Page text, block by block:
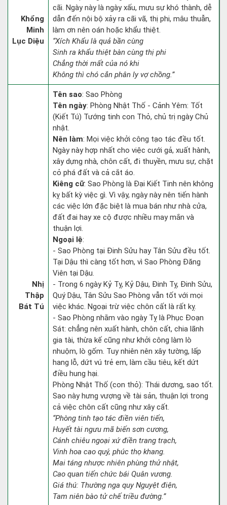
Khổng
Minh
Lục Diệu
cãi. Ngày này là ngày xấu, mưu sự khó thành, dễ
dẫn đến nội bộ xảy ra cãi vã, thị phi, mâu thuẫn,
làm ơn nên oán hoặc khẩu thiệt.
“Xích Khẩu là quả bần cùng
Sinh ra khẩu thiệt bàn cùng thị phi
Chẳng thời mất của nó khi
Không thì chó cắn phân ly vợ chồng.”
Nhị
Thập
Bát Tú
Tên sao: Sao Phòng
Tên ngày: Phòng Nhật Thố - Cảnh Yêm: Tốt
(Kiết Tú) Tướng tinh con Thỏ, chủ trị ngày Chủ
nhật.
Nên làm: Mọi việc khởi công tạo tác đều tốt.
Ngày này hợp nhất cho việc cưới gả, xuất hành,
xây dựng nhà, chôn cất, đi thuyền, mưu sự, chặt
cỏ phá đất và cả cắt áo.
Kiêng cữ: Sao Phòng là Đại Kiết Tinh nên không
kỵ bất kỳ việc gì. Vì vậy, ngày này nên tiến hành
các việc lớn đặc biệt là mua bán như nhà cửa,
đất đai hay xe cộ được nhiều may mắn và
thuận lợi.
Ngoại lệ:
- Sao Phòng tại Đinh Sửu hay Tân Sửu đều tốt.
Tại Dậu thì càng tốt hơn, vì Sao Phòng Đăng
Viên tại Dậu.
- Trong 6 ngày Kỷ Tỵ, Kỷ Dậu, Đinh Tỵ, Đinh Sửu,
Quý Dậu, Tân Sửu Sao Phòng vẫn tốt với mọi
việc khác. Ngoại trừ việc chôn cất là rất kỵ.
- Sao Phòng nhằm vào ngày Tỵ là Phục Đoạn
Sát: chẳng nên xuất hành, chôn cất, chia lãnh
gia tài, thừa kế cũng như khởi công làm lò
nhuộm, lò gốm. Tuy nhiên nên xây tường, lấp
hang lỗ, dứt vú trẻ em, làm cầu tiêu, kết dứt
điều hung hại.
Phòng Nhật Thố (con thỏ): Thái dương, sao tốt.
Sao này hưng vượng về tài sản, thuận lợi trong
cả việc chôn cất cũng như xây cất.
“Phòng tinh tạo tác điền viên tiến,
Huyết tài ngưu mã biến sơn cương,
Cánh chiêu ngoại xứ điền trang trạch,
Vinh hoa cao quý, phúc thọ khang.
Mai táng nhược nhiên phùng thử nhật,
Cao quan tiến chức bái Quân vương.
Giá thú: Thường nga quy Nguyệt điện,
Tam niên bào tử chế triều đường.”